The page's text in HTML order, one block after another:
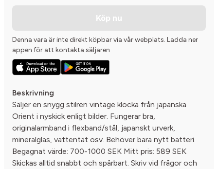
Köp nu
Denna vara är inte direkt köpbar via vår webplats. Ladda ner
appen för att kontakta säljaren
Beskrivning
Säljer en snygg stilren vintage klocka från japanska
Orient i nyskick enligt bilder. Fungerar bra,
originalarmband i flexband/stål, japanskt urverk,
mineralglas, vattentät osv. Behöver bara nytt batteri.
Begagnat värde: 700-1000 SEK Mitt pris: 589 SEK
Skickas alltid snabbt och spårbart. Skriv vid frågor och